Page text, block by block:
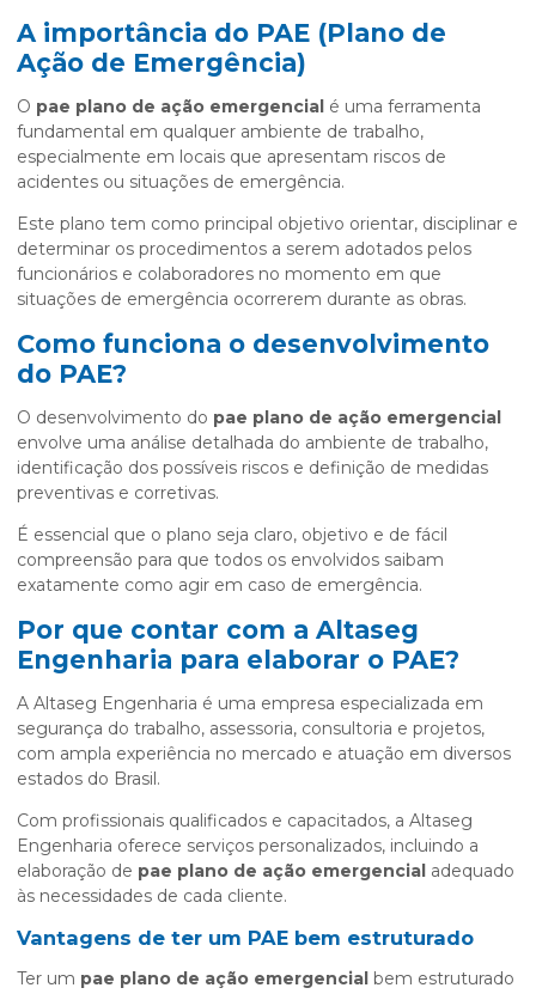
A importância do PAE (Plano de
Ação de Emergência)
O pae plano de ação emergencial é uma ferramenta
fundamental em qualquer ambiente de trabalho,
especialmente em locais que apresentam riscos de
acidentes ou situações de emergência.
Este plano tem como principal objetivo orientar, disciplinar e
determinar os procedimentos a serem adotados pelos
funcionários e colaboradores no momento em que
situações de emergência ocorrerem durante as obras.
Como funciona o desenvolvimento
do PAE?
O desenvolvimento do pae plano de ação emergencial
envolve uma análise detalhada do ambiente de trabalho,
identificação dos possíveis riscos e definição de medidas
preventivas e corretivas.
É essencial que o plano seja claro, objetivo e de fácil
compreensão para que todos os envolvidos saibam
exatamente como agir em caso de emergência.
Por que contar com a Altaseg
Engenharia para elaborar o PAE?
A Altaseg Engenharia é uma empresa especializada em
segurança do trabalho, assessoria, consultoria e projetos,
com ampla experiência no mercado e atuação em diversos
estados do Brasil.
Com profissionais qualificados e capacitados, a Altaseg
Engenharia oferece serviços personalizados, incluindo a
elaboração de pae plano de ação emergencial adequado
às necessidades de cada cliente.
Vantagens de ter um PAE bem estruturado
Ter um pae plano de ação emergencial bem estruturado